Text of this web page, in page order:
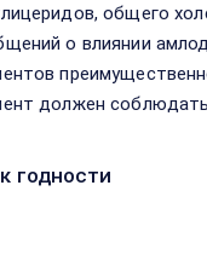
общего
о влиянии
должен
годности